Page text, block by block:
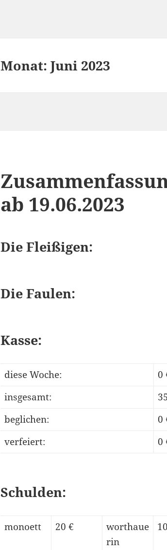
Monat:Juni 2023
ab 19.06.2023
Die Fleißigen:
Die Faulen:
Kasse:
diese Woche:
0
insgesamt:
beglichen:
0
verfeiert:
0
Schulden:
monoett 20 €
worthaue
rin